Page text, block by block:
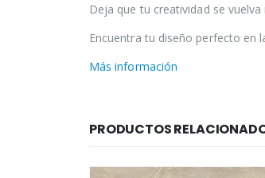
Deja que tu creatividad se
Encuentra tu diseño perfecto en
Más información
PRODUCTOS